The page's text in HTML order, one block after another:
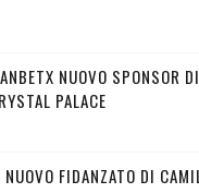
NUOVO SPONSOR
PALACE
NUOVO FIDANZATO DI